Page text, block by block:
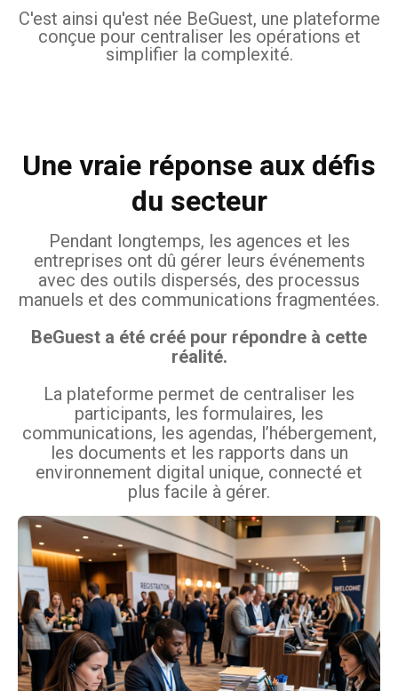
C'est ainsi qu'est née BeGuest, une plateforme
conçue pour centraliser les opérations et
simplifier la complexité.
Une vraie réponse aux défis
du secteur
Pendant longtemps, les agences et les
entreprises ont dû gérer leurs événements
avec des outils dispersés, des processus
manuels et des communications fragmentées.
BeGuest a été créé pour répondre à cette
réalité.
La plateforme permet de centraliser les
participants, les formulaires, les
communications, les agendas, l’hébergement,
les documents et les rapports dans un
environnement digital unique, connecté et
plus facile à gérer.